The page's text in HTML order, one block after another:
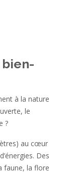
bien-
à la nature
le
?
au cœur
Des
faune, la flore